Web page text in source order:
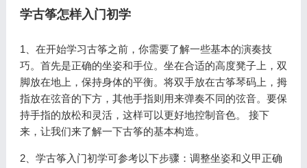
学古筝怎样入门初学
1、在开始学习古筝之前，你需要了解一些基本的演奏技
巧。首先是正确的坐姿和手位。坐在合适的高度凳子上，双
脚放在地上，保持身体的平衡。将双手放在古筝琴码上，拇
指放在弦音的下方，其他手指则用来弹奏不同的弦音。要保
持手指的放松和灵活，这样可以更好地控制音色。 接下
来，让我们来了解一下古筝的基本构造。
2、学古筝入门初学可参考以下步骤：调整坐姿和义甲正确